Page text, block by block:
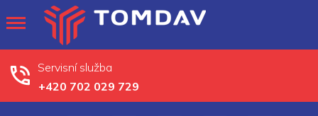
Servisní služba
+420 702 029 729